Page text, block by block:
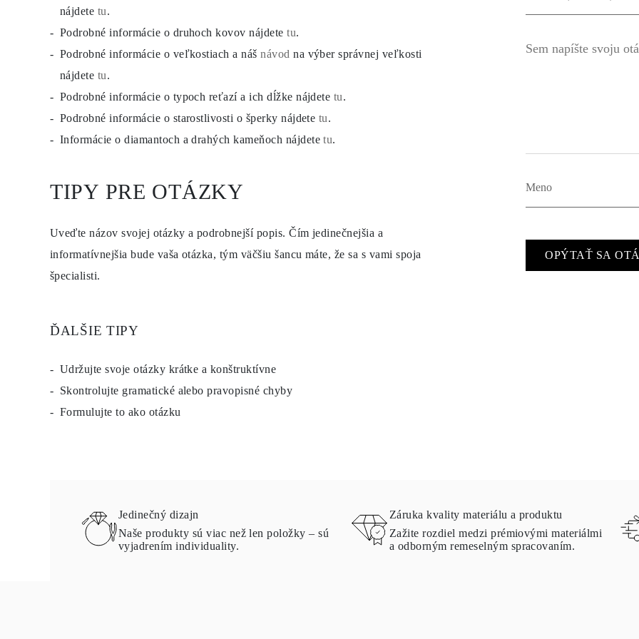
nájdete tu.
Podrobné informácie o druhoch kovov nájdetetu.
Podrobné informácie o veľkostiach a nášnávod na výber správnej veľkosti
nájdete tu.
Podrobné informácie o typoch reťazí a ich dĺžke nájdete tu.
Podrobné informácie o starostlivosti o šperky nájdete tu.
Informácie o diamantoch a drahých kameňoch nájdetetu.
TIPY PRE OTÁZKY
Uveďte názov svojej otázky a podrobnejší popis. Čím jedinečnejšia a
informatívnejšia bude vaša otázka, tým väčšiu šancu máte, že sa s vami spoja
špecialisti.
ĎALŠIE TIPY
Udržujte svoje otázky krátke a konštruktívne
Skontrolujte gramatické alebo pravopisné chyby
Formulujte to ako otázku
OPÝTAŤ SA
Jedinečný dizajn
Naše produkty sú viac než len položky – sú
vyjadrením individuality.
Záruka kvality materiálu a produktu
Zažite rozdiel medzi prémiovými materiálmi
a odborným remeselným spracovaním.